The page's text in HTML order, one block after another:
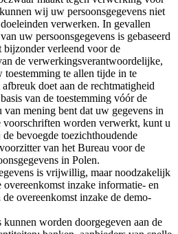
wij uw persoonsgegevens niet
verwerken. In gevallen
uw persoonsgegevens is gebaseerd
bijzonder verleend voor de
de verwerkingsverantwoordelijke,
toestemming te allen tijde in te
doet aan de rechtmatigheid
van de toestemming vóór de
mening bent dat uw gegevens in
worden verwerkt, kunt u
bevoegde toezichthoudende
van het Bureau voor de
in Polen.
is vrijwillig, maar noodzakelijk
inzake informatie- en
de overeenkomst inzake de demo-
kunnen worden doorgegeven aan de